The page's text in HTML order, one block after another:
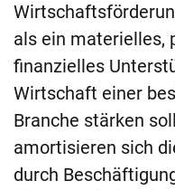
als ein materielles,
finanzielles
Wirtschaft einer
Branche stärken
amortisieren sich
durch